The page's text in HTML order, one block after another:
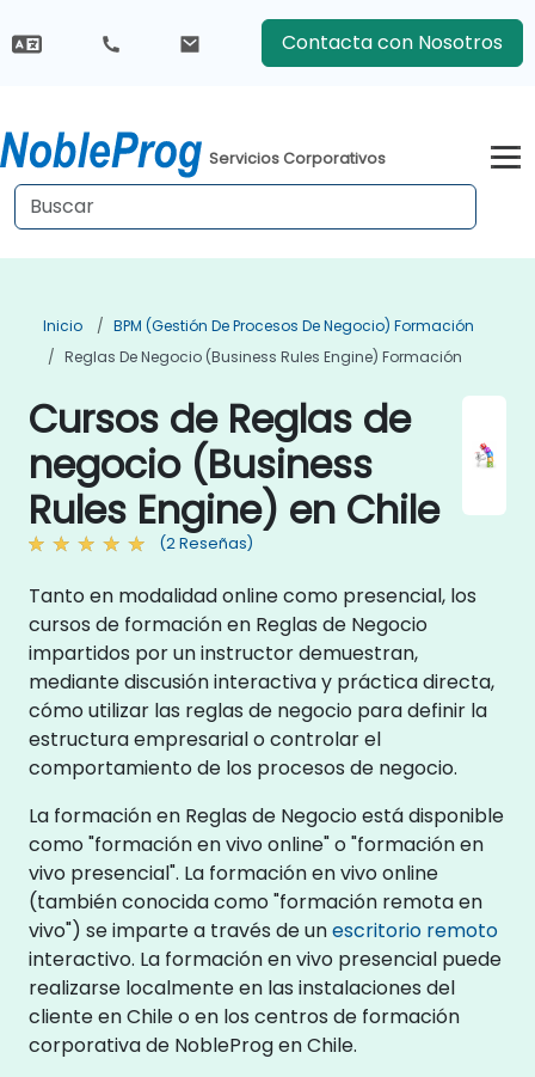
Contacta con Nosotros
Servicios Corporativos
Inicio
BPM (Gestión De Procesos De Negocio) Formación
Reglas De Negocio (Business Rules Engine) Formación
Cursos de Reglas de
negocio (Business
Rules Engine) en Chile
(2 Reseñas)
Tanto en modalidad online como presencial, los
cursos de formación en Reglas de Negocio
impartidos por un instructor demuestran,
mediante discusión interactiva y práctica directa,
cómo utilizar las reglas de negocio para definir la
estructura empresarial o controlar el
comportamiento de los procesos de negocio.
La formación en Reglas de Negocio está disponible
como "formación en vivo online" o "formación en
vivo presencial". La formación en vivo online
(también conocida como "formación remota en
vivo") se imparte a través de unescritorio remoto
interactivo. La formación en vivo presencial puede
realizarse localmente en las instalaciones del
cliente en Chile o en los centros de formación
corporativa de NobleProg en Chile.